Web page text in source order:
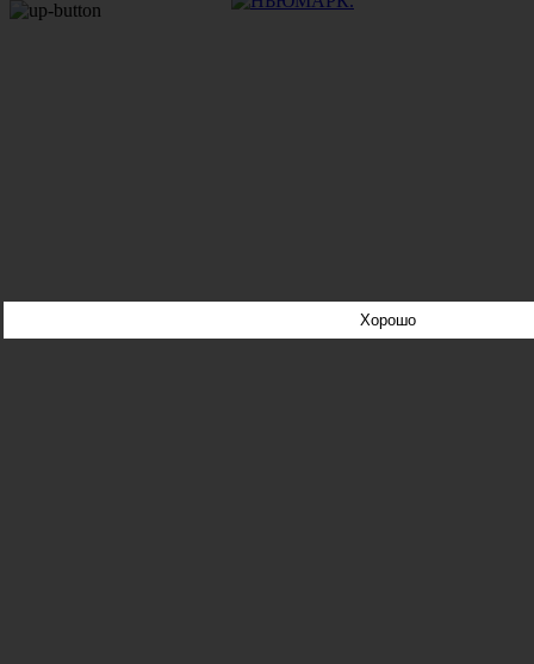
Хорошо